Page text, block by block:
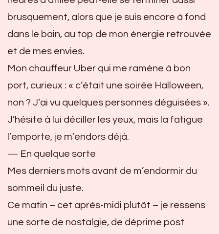
brusquement, alors que je suis encore à fond
dans le bain, au top de mon énergie retrouvée
et de mes envies.
Mon chauffeur Uber qui me ramène à bon
port, curieux : « c’était une soirée Halloween,
non ? J’ai vu quelques personnes déguisées ».
J’hésite à lui déciller les yeux, mais la fatigue
l’emporte, je m’endors déjà.
— En quelque sorte
Mes derniers mots avant de m’endormir du
sommeil du juste.
Ce matin – cet après-midi plutôt – je ressens
une sorte de nostalgie, de déprime post